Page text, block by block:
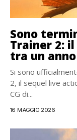
Sono
Trainer 2:
tra un anno
Si sono
2, il sequel live
CG di...
16 MAGGIO 2026